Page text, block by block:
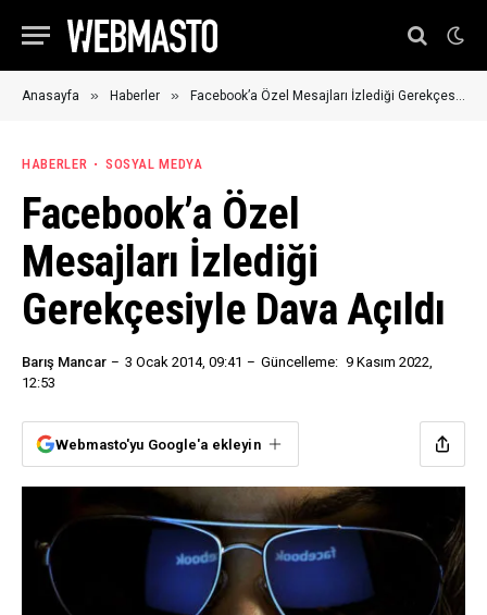
Anasayfa » Haberler » Facebook’a Özel Mesajları İzlediği Gerekçesiyle Dava Açıldı
HABERLER SOSYAL MEDYA
Facebook’a Özel
Mesajları İzlediği
Gerekçesiyle Dava Açıldı
Barış Mancar 3 Ocak 2014, 09:41 Güncelleme: 9 Kasım 2022,
12:53
Webmasto'yu Google'a ekleyin